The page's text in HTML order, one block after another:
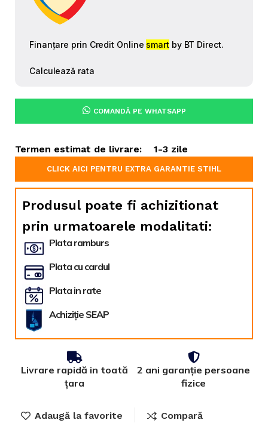
COMANDĂ PE WHATSAPP
Termen estimat de livrare: 1-3 zile
CLICK AICI PENTRU EXTRA GARANTIE STIHL
Produsul poate fi achizitionat
prin urmatoarele modalitati:
Plata ramburs
Plata cu cardul
Plata in rate
Achiziție SEAP
Livrare rapidă in toată
țara
2 ani garanție persoane
fizice
Adaugă la favorite Compară